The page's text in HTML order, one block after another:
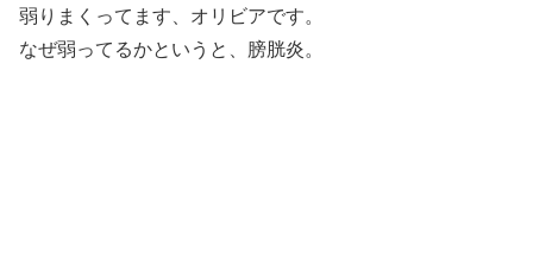
弱りまくってます、オリビアです。
なぜ弱ってるかというと、膀胱炎。